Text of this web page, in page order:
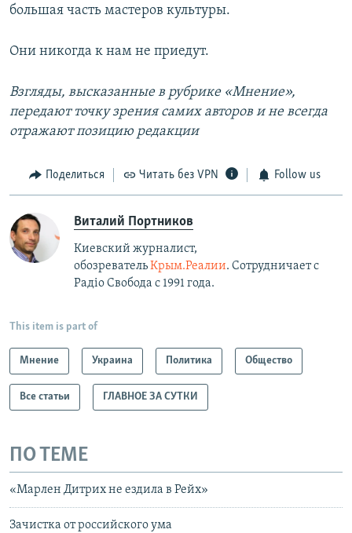
большая часть мастеров культуры.
Они никогда к нам не приедут.
Взгляды, высказанные в рубрике «Мнение»,
передают точку зрения самих авторов и не всегда
отражают позицию редакции
Поделиться Читать без VPN Follow us
Виталий Портников
Киевский журналист,
обозревательКрым.Реалии. Сотрудничает с
Радiо Свобода с 1991 года.
This item is part of
Мнение Украина Политика Общество
Все статьи ГЛАВНОЕ ЗА СУТКИ
ПО ТЕМЕ
«Марлен Дитрих не ездила в Рейх»
Зачистка от российского ума